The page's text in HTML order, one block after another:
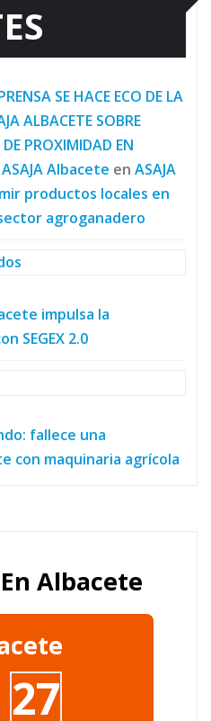
SE HACE ECO DE LA
ALBACETE SOBRE
PROXIMIDAD EN
Albacete en ASAJA
productos locales en
agroganadero
impulsa la
SEGEX 2.0
fallece una
con maquinaria agrícola
Albacete
27